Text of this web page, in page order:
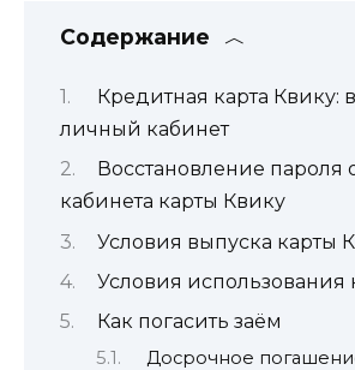
Содержание
Кредитная карта Квику:
личный кабинет
Восстановление пароля
кабинета карты Квику
Условия выпуска карты
Условия использования
Как погасить заём
Досрочное